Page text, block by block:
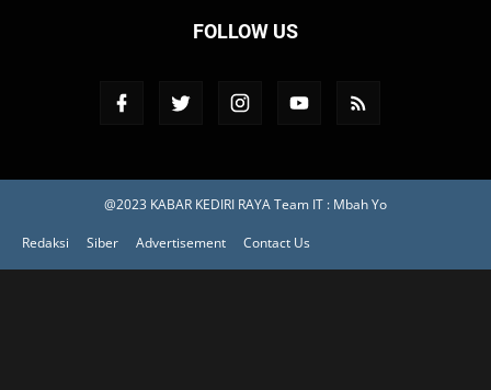
FOLLOW US
@2023 KABAR KEDIRI RAYATeam IT : Mbah Yo
Redaksi Siber Advertisement Contact Us